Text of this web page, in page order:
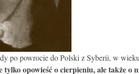
po powrocie do Polski z Syberii, w
opowieść o cierpieniu, ale także o